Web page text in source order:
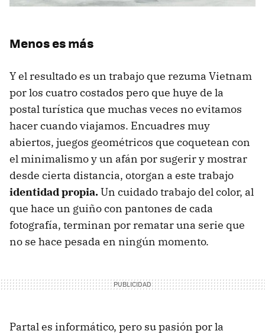
Menos es más
Y el resultado es un trabajo que rezuma Vietnam
por los cuatro costados pero que huye de la
postal turística que muchas veces no evitamos
hacer cuando viajamos. Encuadres muy
abiertos, juegos geométricos que coquetean con
el minimalismo y un afán por sugerir y mostrar
desde cierta distancia, otorgan a este trabajo
identidad propia.Un cuidado trabajo del color, al
que hace un guiño con pantones de cada
fotografía, terminan por rematar una serie que
no se hace pesada en ningún momento.
Partal es informático, pero su pasión por la